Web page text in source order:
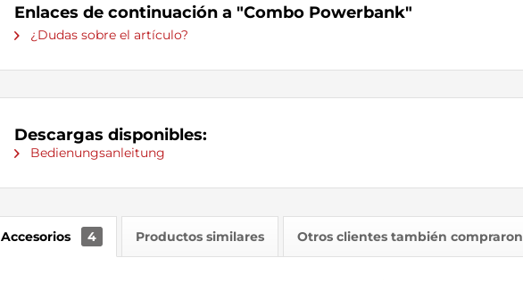
Enlaces de continuación a "Combo Powerbank"
¿Dudas sobre el artículo?
Descargas disponibles:
Bedienungsanleitung
Accesorios 4 Productos similares Otros clientes también compraron